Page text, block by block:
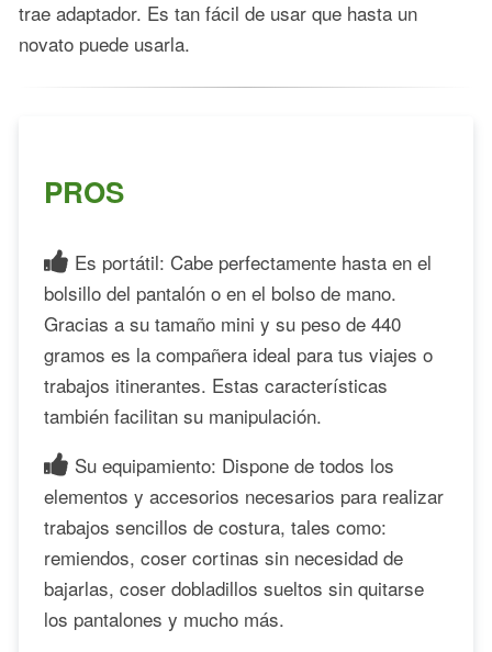
trae adaptador. Es tan fácil de usar que hasta un
novato puede usarla.
PROS
Es portátil: Cabe perfectamente hasta en el
bolsillo del pantalón o en el bolso de mano.
Gracias a su tamaño mini y su peso de 440
gramos es la compañera ideal para tus viajes o
trabajos itinerantes. Estas características
también facilitan su manipulación.
Su equipamiento: Dispone de todos los
elementos y accesorios necesarios para realizar
trabajos sencillos de costura, tales como:
remiendos, coser cortinas sin necesidad de
bajarlas, coser dobladillos sueltos sin quitarse
los pantalones y mucho más.